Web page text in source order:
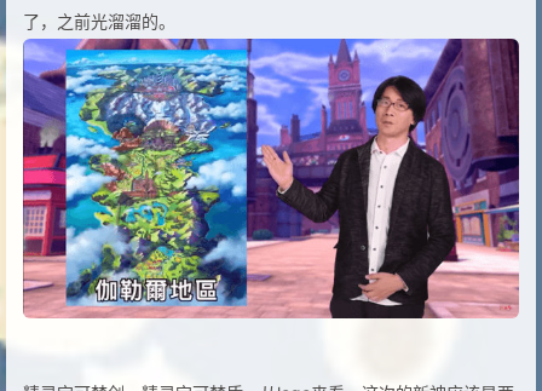
了，之前光溜溜的。